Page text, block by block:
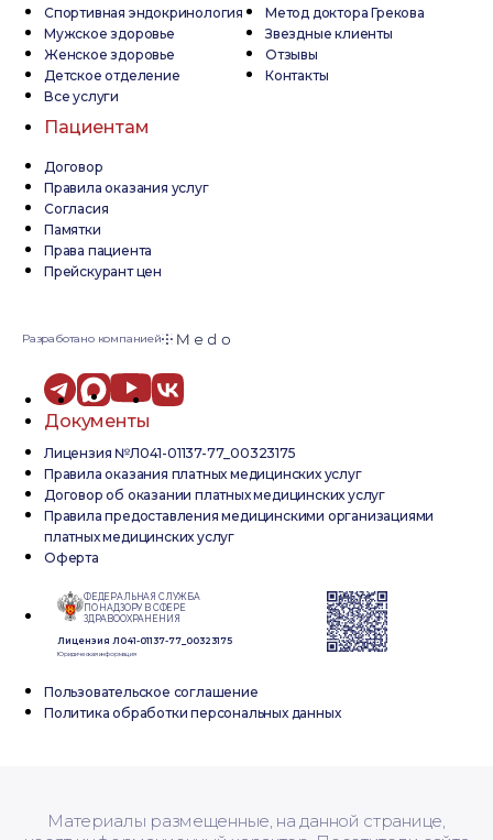
Спортивная эндокринология
Мужское здоровье
Женское здоровье
Детское отделение
Все услуги
Метод доктора Грекова
Звездные клиенты
Отзывы
Контакты
Пациентам
Договор
Правила оказания услуг
Согласия
Памятки
Права пациента
Прейскурант цен
Разработано компанией
Документы
Лицензия №Л041-01137-77_00323175
Правила оказания платных медицинских услуг
Договор об оказании платных медицинских услуг
Правила предоставления медицинскими организациями
платных медицинских услуг
Оферта
ФЕДЕРАЛЬНАЯ СЛУЖБА
ПО НАДЗОРУ В СФЕРЕ
ЗДРАВООХРАНЕНИЯ
Лицензия Л041-01137-77_00323175
Юридическая информация
Пользовательское соглашение
Политика обработки персональных данных
Материалы размещенные, на данной странице,